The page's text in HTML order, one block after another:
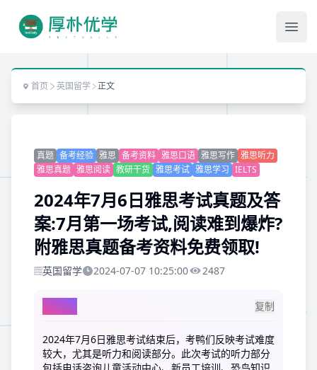
首页 英国留学 正文
真题 备考经验 雅思 备考资料 雅思口语 雅思写作 雅思听力
雅思真题 雅思阅读 教研干货 雅思考试 雅思学习 IELTS
2024年7月6日雅思考试真题及答
案:7月第一场考试,阅读难到爆炸?
附雅思真题备考资料免费领取!
英国留学 2024-07-07 10:25:00 2487
AI总结 复制
2024年7月6日雅思考试结束后，考鸭们反映考试难度
较大，尤其是听力和阅读部分。此次考试的听力部分